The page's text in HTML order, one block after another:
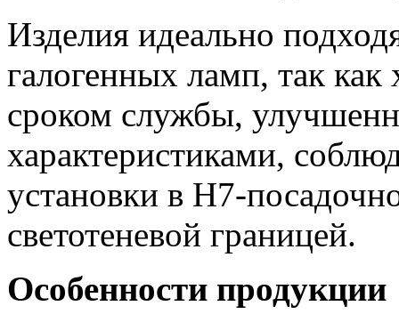
Изделия идеально
галогенных ламп, так
сроком службы,
характеристиками,
установки в Н7-
светотеневой границей.
Особенности продукции